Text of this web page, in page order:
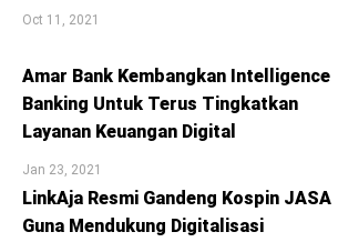
Oct 11, 2021
Amar Bank Kembangkan Intelligence
Banking Untuk Terus Tingkatkan
Layanan Keuangan Digital
Jan 23, 2021
LinkAja Resmi Gandeng Kospin JASA
Guna Mendukung Digitalisasi